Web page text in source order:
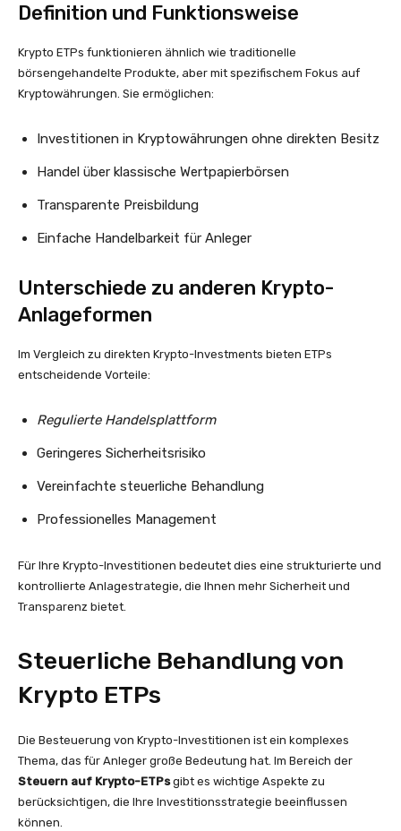
Definition und Funktionsweise
Krypto ETPs funktionieren ähnlich wie traditionelle
börsengehandelte Produkte, aber mit spezifischem Fokus auf
Kryptowährungen. Sie ermöglichen:
Investitionen in Kryptowährungen ohne direkten Besitz
Handel über klassische Wertpapierbörsen
Transparente Preisbildung
Einfache Handelbarkeit für Anleger
Unterschiede zu anderen Krypto-
Anlageformen
Im Vergleich zu direkten Krypto-Investments bieten ETPs
entscheidende Vorteile:
Regulierte Handelsplattform
Geringeres Sicherheitsrisiko
Vereinfachte steuerliche Behandlung
Professionelles Management
Für Ihre Krypto-Investitionen bedeutet dies eine strukturierte und
kontrollierte Anlagestrategie, die Ihnen mehr Sicherheit und
Transparenz bietet.
Steuerliche Behandlung von
Krypto ETPs
Die Besteuerung von Krypto-Investitionen ist ein komplexes
Thema, das für Anleger große Bedeutung hat. Im Bereich der
Steuern auf Krypto-ETPsgibt es wichtige Aspekte zu
berücksichtigen, die Ihre Investitionsstrategie beeinflussen
können.